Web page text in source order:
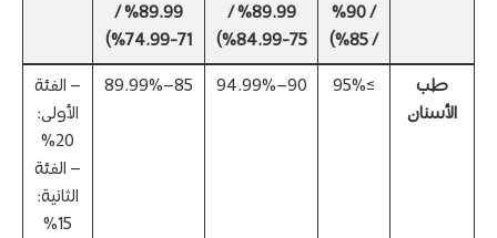
/ 90%
/ 85%)
89.99% /
75-84.99%)
89.99% /
71-74.99%)
طب
الأسنان
≥95%
90–94.99%
85–89.99%
– الفئة
الأولى:
20%
– الفئة
الثانية:
15%